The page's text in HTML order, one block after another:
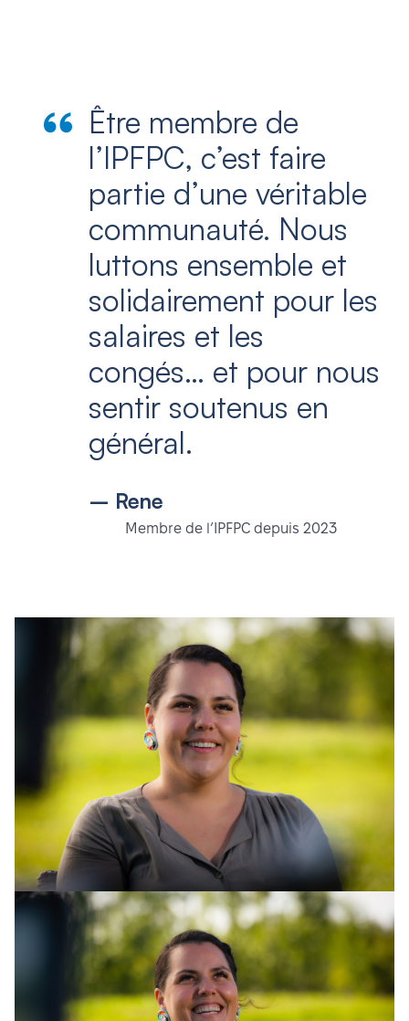
Être membre de
l’IPFPC, c’est faire
partie d’une véritable
communauté. Nous
luttons ensemble et
solidairement pour les
salaires et les
congés… et pour nous
sentir soutenus en
général.
– Rene
Membre de l’IPFPC depuis 2023